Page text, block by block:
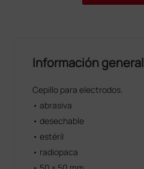
Información general
Cepillo para electrodos.
• abrasiva
• desechable
• estéril
• radiopaca